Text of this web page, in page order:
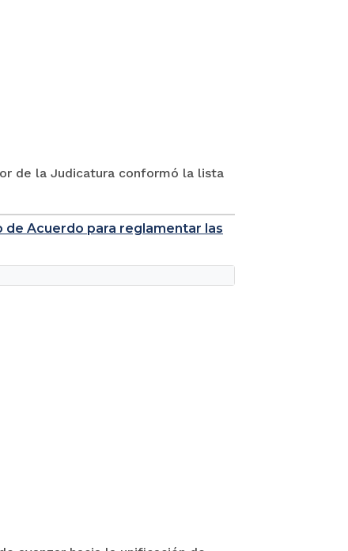
de la Judicatura conformó la lista
Acuerdo para reglamentar las